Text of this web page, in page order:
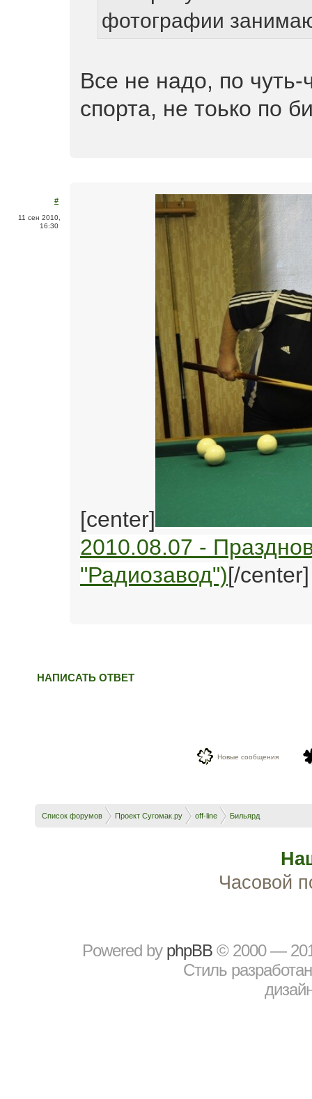
фотографии
Все не надо, по
спорта, не тоько по
#
11 сен 2010,
16:30
[center]
2010.08.07 -
"Радиозавод")[/center]
НАПИСАТЬ ОТВЕТ
Новые сообщения
Список форумов Проект Сугомак.ру off-line Бильярд
Часовой
Powered by рhрBВ © 2000 —
Стиль